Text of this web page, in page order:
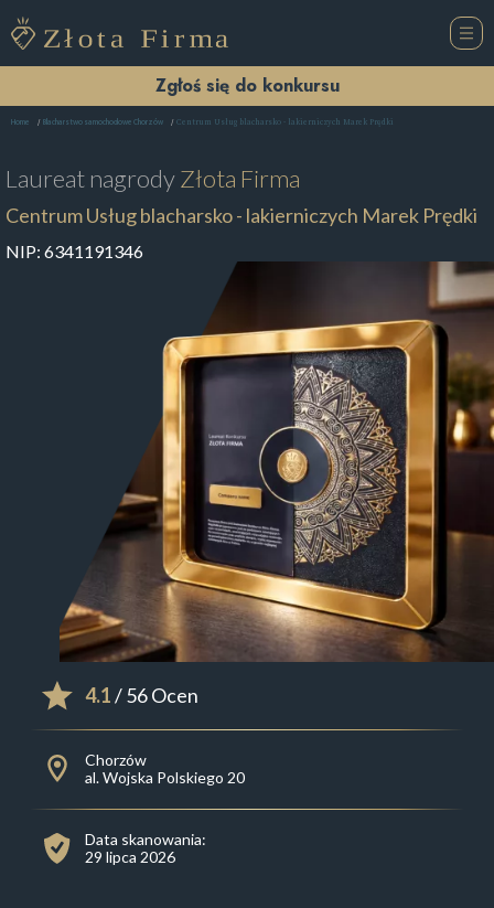
Zgłoś się do konkursu
Home Blacharstwo samochodowe Chorzów Centrum Usług blacharsko - lakierniczych Marek Prędki
Laureat nagrodyZłota Firma
Centrum Usług blacharsko - lakierniczych Marek Prędki
NIP: 6341191346
4.1/ 56 Ocen
Chorzów
al. Wojska Polskiego 20
Data skanowania:
29 lipca 2026